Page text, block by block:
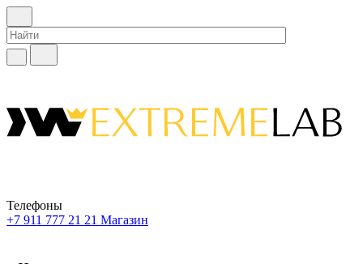
Телефоны
+7 911 777 21 21 Магазин